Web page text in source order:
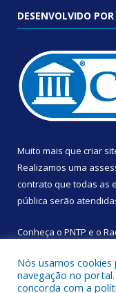
DESENVOLVIDO
Muito mais que criar
Realizamos uma
contrato que todas as
pública serão
Conheça o PNTP e o
Nós usamos
navegação no
concorda com a